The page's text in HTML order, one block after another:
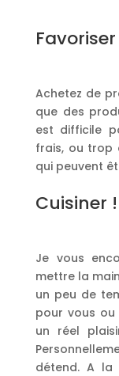
Achetez de
que des
est difficile
frais, ou trop
qui peuvent
Cuisiner !
Je vous
mettre la
un peu de
pour vous ou
un réel
détend. A la